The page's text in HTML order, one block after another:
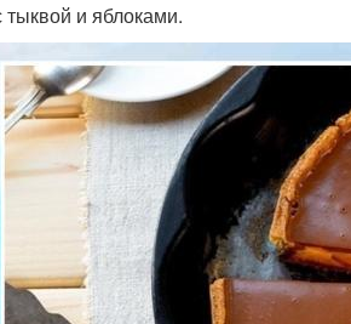
тыквой и яблоками.